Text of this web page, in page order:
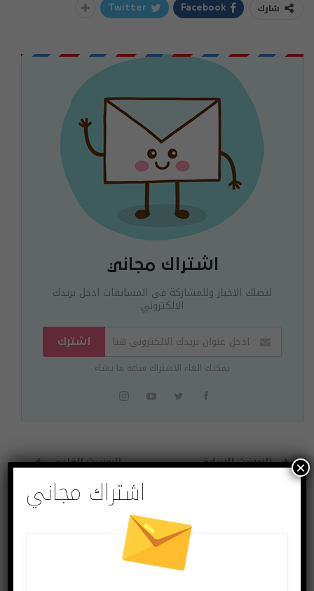
شارك Facebook
Twitter
اشتراك مجاني
لتصلك الاخبار وللمشاركة في المسابقات ادخل بريدك
الالكتروني
اشترك
يمكنك الغاء الاشتراك ساعة ما تشاء
البوست السابق البوست القادم
Toughbook أصبح
أخف!
اشتراك مجاني
×